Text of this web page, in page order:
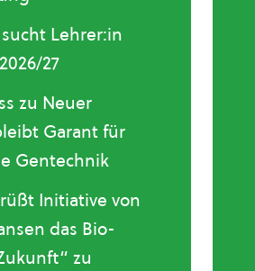
Lehrer:in
27
zu Neuer
Garant für
Gentechnik
Initiative von
das Bio-
zu